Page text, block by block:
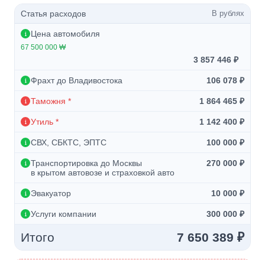
Статья расходов В рублях
Цена автомобиля
67 500 000 ₩
3 857 446 ₽
Фрахт до Владивостока 106 078 ₽
Таможня * 1 864 465 ₽
Утиль * 1 142 400 ₽
СВХ, СБКТС, ЭПТС 100 000 ₽
Транспортировка до Москвы
в крытом автовозе и страховкой авто
270 000 ₽
Эвакуатор 10 000 ₽
Услуги компании 300 000 ₽
Итого 7 650 389 ₽